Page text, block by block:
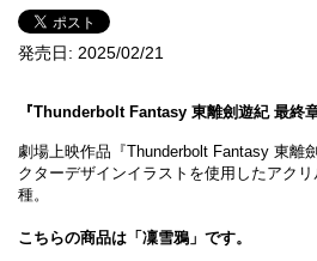
発売日: 2025/02/21
『Thunderbolt Fantasy 東離劍遊紀 最終
劇場上映作品『Thunderbolt Fantasy 東離
クターデザインイラストを使用したアク
種。
こちらの商品は「凜雪鴉」です。